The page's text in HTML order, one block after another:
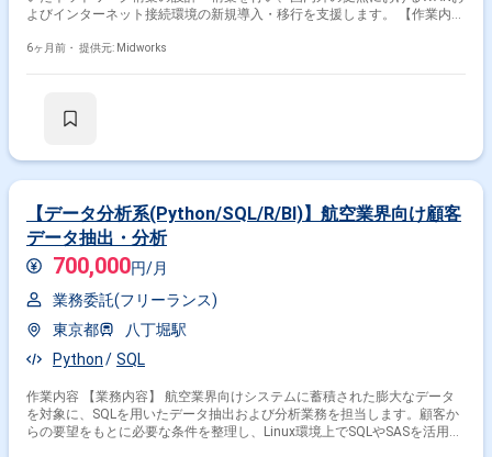
よびインターネット接続環境の新規導入・移行を支援します。 【作業内
の新規導入・移行作業 ・国内外の多数拠点（DC、IaaSセンター、大中小
6ヶ月前・ 提供元: Midworks
【データ分析系(Python/SQL/R/BI)】航空業界向け顧客
データ抽出・分析
700,000円/月
業務委託(フリーランス)
東京都
八丁堀駅
Python
SQL
作業内容 【業務内容】 航空業界向けシステムに蓄積された膨大なデータ
を対象に、SQLを用いたデータ抽出および分析業務を担当します。顧客か
らの要望をもとに必要な条件を整理し、Linux環境上でSQLやSASを活用し